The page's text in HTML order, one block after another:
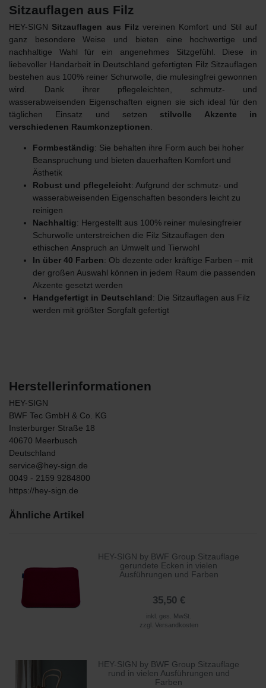
Sitzauflagen aus Filz
HEY-SIGN Sitzauflagen aus Filz vereinen Komfort und Stil auf
ganz besondere Weise und bieten eine hochwertige und
nachhaltige Wahl für ein angenehmes Sitzgefühl. Diese in
liebevoller Handarbeit in Deutschland gefertigten Filz Sitzauflagen
bestehen aus 100% reiner Schurwolle, die mulesingfrei gewonnen
wird. Dank ihrer pflegeleichten, schmutz- und
wasserabweisenden Eigenschaften eignen sie sich ideal für den
täglichen Einsatz und setzen stilvolle Akzente in
verschiedenen Raumkonzeptionen
Formbeständig: Sie behalten ihre Form auch bei hoher
Beanspruchung und bieten dauerhaften Komfort und
Ästhetik
Robust und pflegeleicht: Aufgrund der schmutz- und
wasserabweisenden Eigenschaften besonders leicht zu
reinigen
Nachhaltig: Hergestellt aus 100% reiner mulesingfreier
Schurwolle unterstreichen die Filz Sitzauflagen den
ethischen Anspruch an Umwelt und Tierwohl
In über 40 Farben: Ob dezente oder kräftige Farben – mit
der großen Auswahl können in jedem Raum die passenden
Akzente gesetzt werden
Handgefertigt in Deutschland: Die Sitzauflagen aus Filz
werden mit größter Sorgfalt gefertigt
Herstellerinformationen
HEY-SIGN
BWF Tec GmbH & Co. KG
Insterburger Straße 18
40670 Meerbusch
Deutschland
service@hey-sign.de
0049 - 2159 9284800
https://hey-sign.de
Ähnliche Artikel
HEY-SIGN by BWF Group Sitzauflage
gerundete Ecken in vielen
Ausführungen und Farben
35,50 €
inkl. ges. MwSt.
zzgl. Versandkosten
HEY-SIGN by BWF Group Sitzauflage
rund in vielen Ausführungen und
Farben